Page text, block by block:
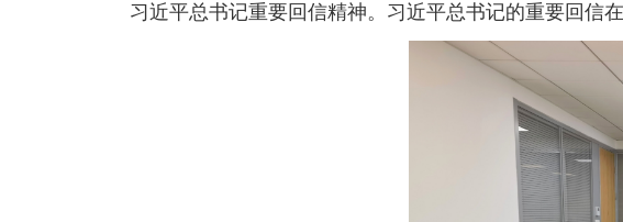
习近平总书记重要回信精神。习近平总书记的重要回信